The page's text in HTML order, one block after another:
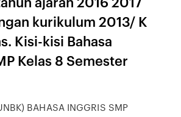
kurikulum 2013/ K
Kisi-kisi Bahasa
Kelas 8 Semester
BAHASA INGGRIS SMP